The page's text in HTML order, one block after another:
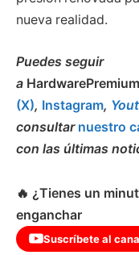
nueva realidad.
Puedes seguir
a HardwarePremium
(X), Instagram,
consultar nuestro
con las últimas
🔥 ¿Tienes un
enganchar
Suscríbete al